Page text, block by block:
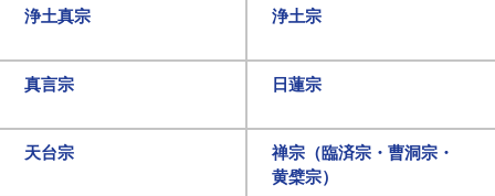
浄土真宗 浄土宗
真言宗 日蓮宗
天台宗
禅宗（臨済宗・曹洞宗・
黄檗宗）